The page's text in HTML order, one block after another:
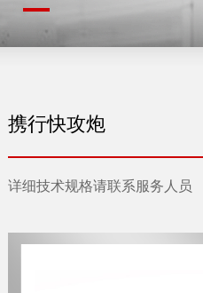
携行快攻炮
详细技术规格请联系服务人员